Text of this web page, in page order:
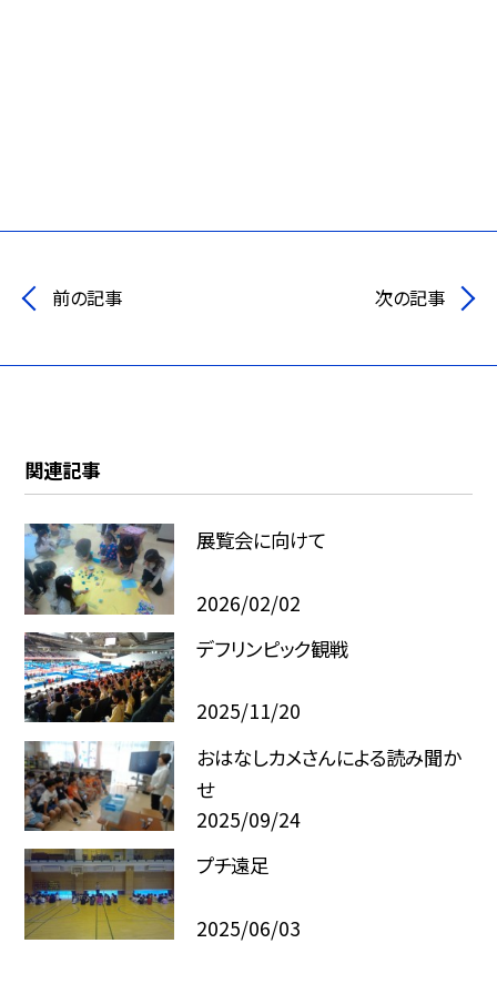
前の記事 次の記事
関連記事
展覧会に向けて
2026/02/02
デフリンピック観戦
2025/11/20
おはなしカメさんによる読み聞か
せ
2025/09/24
プチ遠足
2025/06/03